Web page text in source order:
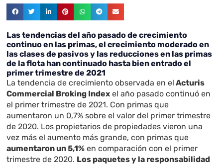
Las tendencias del año pasado de crecimiento
continuo en las primas, el crecimiento moderado en
las clases de pasivos y las reducciones en las primas
de la flota han continuado hasta bien entrado el
primer trimestre de 2021
La tendencia de crecimiento observada en el Acturis
Commercial Broking Index el año pasado continuó en
el primer trimestre de 2021. Con primas que
aumentaron un 0,7% sobre el valor del primer trimestre
de 2020. Los propietarios de propiedades vieron una
vez más el aumento más grande, con primas que
aumentaron un 5,1% en comparación con el primer
trimestre de 2020. Los paquetes y la responsabilidad